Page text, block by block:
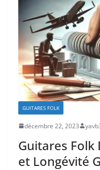
GUITARES FOLK
décembre 22, 2023
Guitares Folk
et Longévité